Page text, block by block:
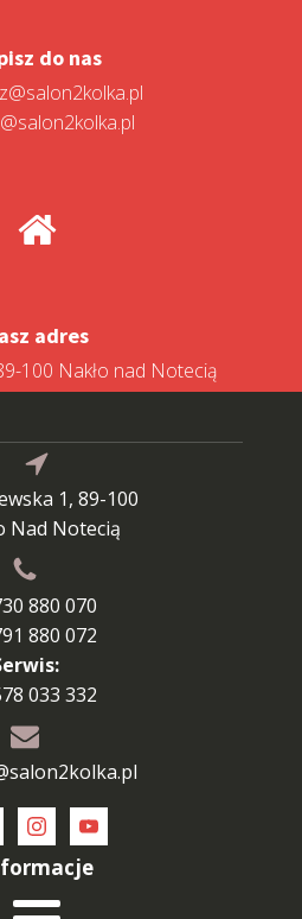
do nas
adres
100 Nakło nad Notecią
1, 89-100
Nad Notecią
880 070
880 072
033 332